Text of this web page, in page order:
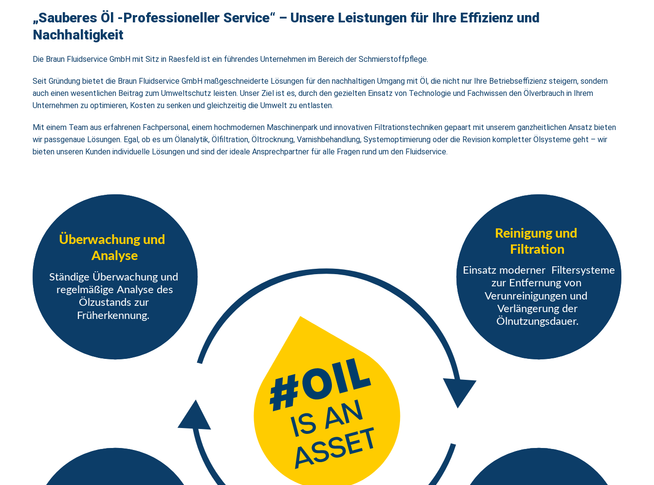
„Sauberes Öl -Professioneller Service“ – Unsere Leistungen für Ihre Effizienz und
Nachhaltigkeit
Die Braun Fluidservice GmbH mit Sitz in Raesfeld ist ein führendes Unternehmen im Bereich der Schmierstoffpflege.
Seit Gründung bietet die Braun Fluidservice GmbH maßgeschneiderte Lösungen für den nachhaltigen Umgang mit Öl, die nicht nur Ihre Betriebseffizienz steigern, sondern
auch einen wesentlichen Beitrag zum Umweltschutz leisten. Unser Ziel ist es, durch den gezielten Einsatz von Technologie und Fachwissen den Ölverbrauch in Ihrem
Unternehmen zu optimieren, Kosten zu senken und gleichzeitig die Umwelt zu entlasten.
Mit einem Team aus erfahrenen Fachpersonal, einem hochmodernen Maschinenpark und innovativen Filtrationstechniken gepaart mit unserem ganzheitlichen Ansatz bieten
wir passgenaue Lösungen. Egal, ob es um Ölanalytik, Ölfiltration, Öltrocknung, Varnishbehandlung, Systemoptimierung oder die Revision kompletter Ölsysteme geht – wir
bieten unseren Kunden individuelle Lösungen und sind der ideale Ansprechpartner für alle Fragen rund um den Fluidservice.
Ständige Überwachung und
regelmäßige Analyse des
Ölzustands zur
Früherkennung.
Überwachung und
Analyse
Einsatz moderner  Filtersysteme
zur Entfernung von
Verunreinigungen und
Verlängerung der
Ölnutzungsdauer.
Reinigung und
Filtration